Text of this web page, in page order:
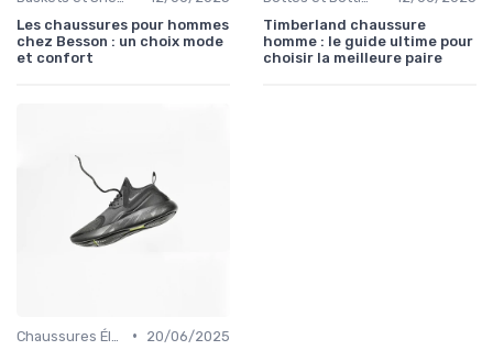
Les chaussures pour hommes
chez Besson : un choix mode
et confort
Timberland chaussure
homme : le guide ultime pour
choisir la meilleure paire
•
20/06/2025